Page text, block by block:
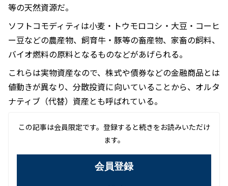
等の天然資源だ。
ソフトコモディティは小麦・トウモロコシ・大豆・コーヒ
ー豆などの農産物、飼育牛・豚等の畜産物、家畜の飼料、
バイオ燃料の原料となるものなどがあげられる。
これらは実物資産なので、株式や債券などの金融商品とは
値動きが異なり、分散投資に向いていることから、オルタ
ナティブ（代替）資産とも呼ばれている。
この記事は会員限定です。登録すると続きをお読みいただけ
ます。
会員登録